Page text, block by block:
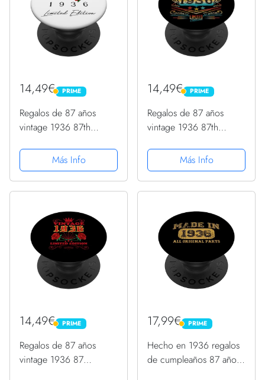
14,49€ PRIME
PRIME
Regalos de 87 años
vintage 1936 87th
cumpleaños PopSockets
PopGrip Intercambiable
Más Info
14,49€ PRIME
PRIME
Regalos de 87 años
vintage 1936 87th
cumpleaños PopSockets
PopGrip Intercambiable
Más Info
14,49€ PRIME
PRIME
Regalos de 87 años
vintage 1936 87
17,99€ PRIME
PRIME
Hecho en 1936 regalos
de cumpleaños 87 años